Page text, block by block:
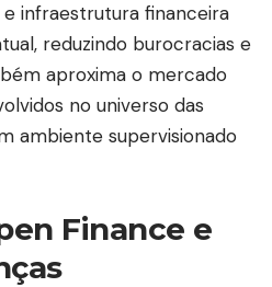
e infraestrutura financeira
reduzindo burocracias e
aproxima o mercado
no universo das
ambiente supervisionado
Finance e